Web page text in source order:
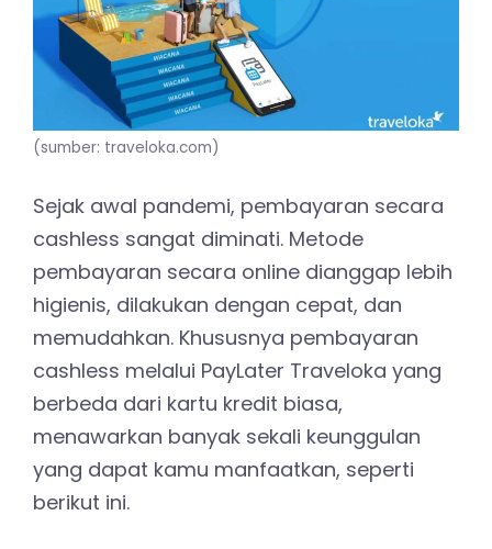
(sumber: traveloka.com)
Sejak awal pandemi, pembayaran secara
cashless sangat diminati. Metode
pembayaran secara online dianggap lebih
higienis, dilakukan dengan cepat, dan
memudahkan. Khususnya pembayaran
cashless melalui PayLater Traveloka yang
berbeda dari kartu kredit biasa,
menawarkan banyak sekali keunggulan
yang dapat kamu manfaatkan, seperti
berikut ini.